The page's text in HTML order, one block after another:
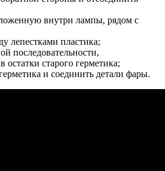
внутри лампы, рядом с
лепестками пластика;
последовательности,
остатки старого герметика;
и соединить детали фары.